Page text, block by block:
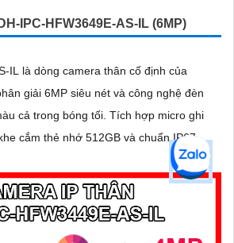
IPC-HFW3649E-AS-IL (6MP)
IL là dòng camera thân cố định của
giải 6MP siêu nét và công nghệ đèn
bóng tối. Tích hợp micro ghi
cắm thẻ nhớ 512GB và chuẩn IP67
hoạt động ổn định trong mọi điều kiện